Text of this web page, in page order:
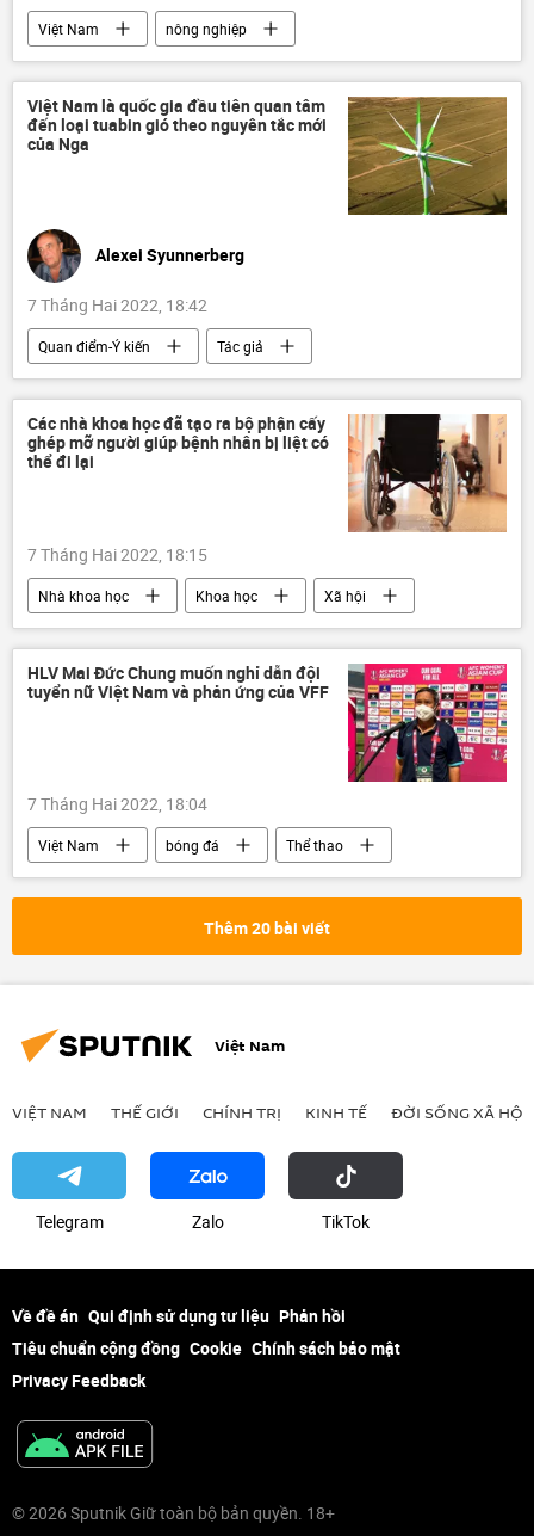
Việt Nam
nông nghiệp
doanh nghiệp
Việt Nam là quốc gia đầu tiên quan tâm
đến loại tuabin gió theo nguyên tắc mới
của Nga
Alexei Syunnerberg
7 Tháng Hai 2022, 18:42
Quan điểm-Ý kiến
Tác giả
Việt Nam
Hợp tác Nga-Việt
Kinh tế
năng lượng gió
Các nhà khoa học đã tạo ra bộ phận cấy
ghép mỡ người giúp bệnh nhân bị liệt có
thể đi lại
7 Tháng Hai 2022, 18:15
Nhà khoa học Khoa học
Xã hội
khoa học cấy ghép tạng
Israel
HLV Mai Đức Chung muốn nghỉ dẫn đội
tuyển nữ Việt Nam và phản ứng của VFF
7 Tháng Hai 2022, 18:04
Việt Nam bóng đá
Thể thao
VFF
Thêm 20 bài viết
Việt Nam
VIỆT NAM THẾ GIỚI CHÍNH TRỊ KINH TẾ ĐỜI SỐNG XÃ HỘI
Telegram Zalo ТikТоk
Về đề án Qui định sử dụng tư liệu Phản hồi
Tiêu chuẩn cộng đồng Cookie Chính sách bảo mật
Privacy Feedback
© 2026 Sputnik Giữ toàn bộ bản quyền. 18+